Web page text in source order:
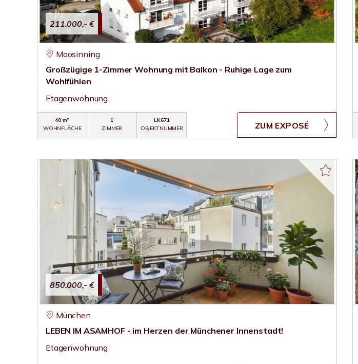
211.000,- €
Moosinning
Großzügige 1-Zimmer Wohnung mit Balkon - Ruhige Lage zum
Wohlfühlen
Etagenwohnung
40 m²
WOHNFLÄCHE
1
ZIMMER
LK671
OBJEKTNUMMER
ZUM EXPOSÉ
850.000,- €
München
LEBEN IM ASAMHOF - im Herzen der Münchener Innenstadt!
Etagenwohnung